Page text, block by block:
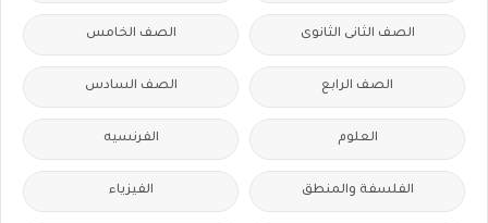
الصف الثانى الثانوى الصف الخامس
الصف الرابع الصف السادس
العلوم الفرنسيه
الفلسفة والمنطق الفيزياء